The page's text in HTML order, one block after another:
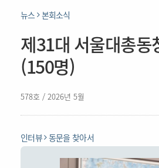
뉴스 본회소식
제31대 서울대총동
(150명)
578호 / 2026년 5월
인터뷰 동문을 찾아서